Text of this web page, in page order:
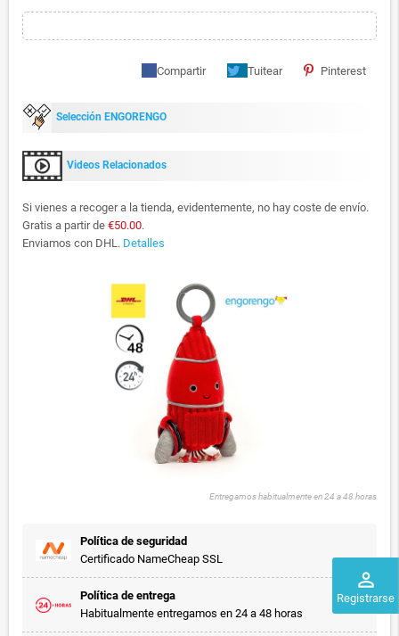
perm_identity
Registrarse
Compartir Tuitear Pinterest
Selección ENGORENGO
Videos Relacionados
Si vienes a recoger a la tienda, evidentemente, no hay coste de envío.
Gratis a partir de €50.00.
Enviamos con DHL. Detalles
Entregamos habitualmente en 24 a 48 horas
Política de seguridad
Certificado NameCheap SSL
Política de entrega
Habitualmente entregamos en 24 a 48 horas